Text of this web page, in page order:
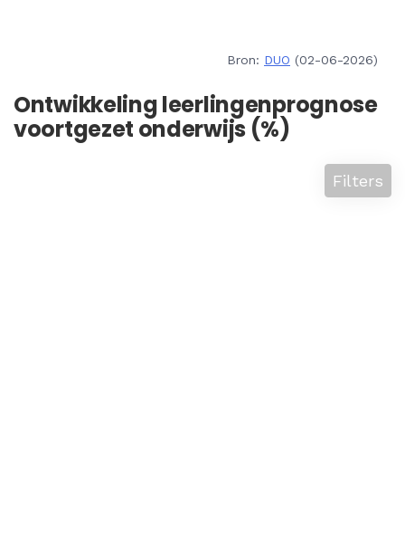
Bron: DUO (02-06-2026)
Ontwikkeling leerlingenprognose
voortgezet onderwijs (%)
Filters